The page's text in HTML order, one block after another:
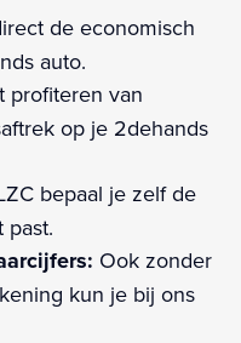
de economisch
auto.
profiteren van
op je 2dehands
bepaal je zelf de
Ook zonder
kun je bij ons